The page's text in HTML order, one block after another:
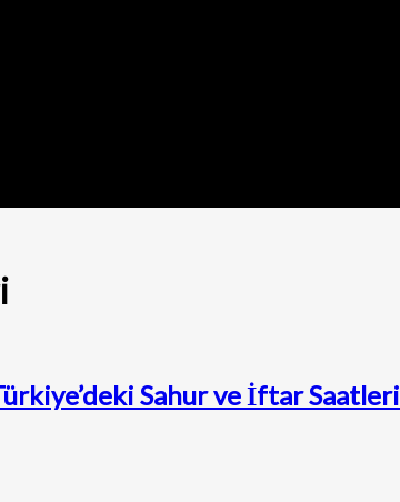
Sahur ve İftar Saatleri